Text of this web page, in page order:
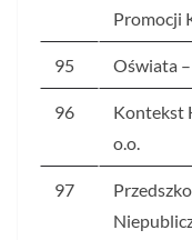
Promocji
95 Oświata –
96
Kontekst
o.o.
97